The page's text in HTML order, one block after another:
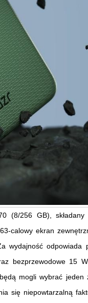
(8/256 GB),
calowy ekran
wydajność odpowiada
bezprzewodowe 15
mogli wybrać jeden
się niepowtarzalną